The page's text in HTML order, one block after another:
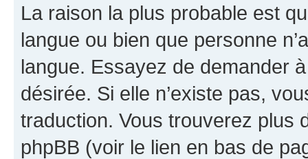
La raison la plus probable est
langue ou bien que personne
langue. Essayez de demander
désirée. Si elle n’existe pas,
traduction. Vous trouverez plus
phpBB (voir le lien en bas de